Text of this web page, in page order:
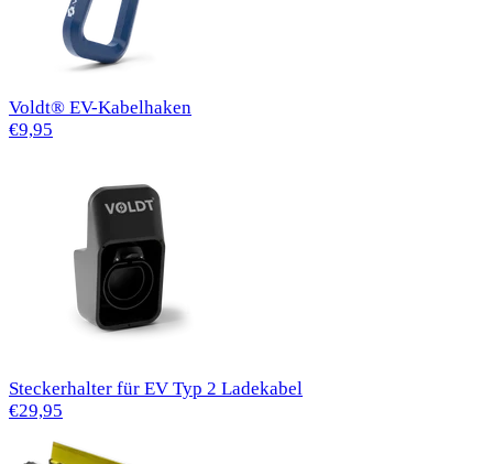
Voldt® EV-Kabelhaken
€9,95
Steckerhalter für EV Typ 2 Ladekabel
€29,95